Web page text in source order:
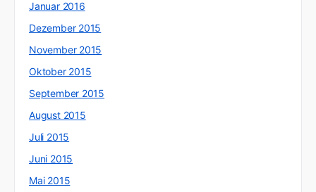
Januar 2016
Dezember 2015
November 2015
Oktober 2015
September 2015
August 2015
Juli 2015
Juni 2015
Mai 2015